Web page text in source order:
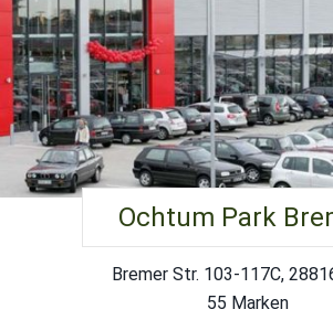
Ochtum Park
Bremer Str. 103-117C,
55 Marken